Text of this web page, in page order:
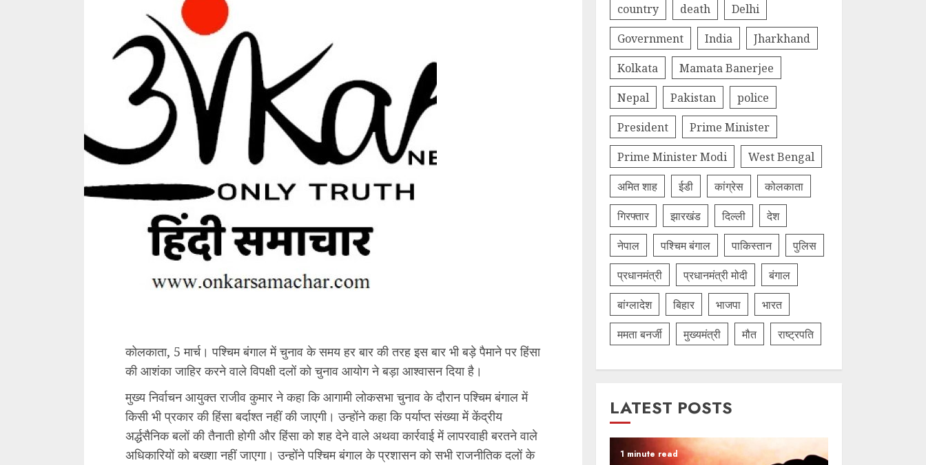
कोलकाता, 5 मार्च। पश्चिम बंगाल में चुनाव के समय हर बार की तरह इस बार भी बड़े पैमाने पर हिंसा
की आशंका जाहिर करने वाले विपक्षी दलों को चुनाव आयोग ने बड़ा आश्वासन दिया है।
मुख्य निर्वाचन आयुक्त राजीव कुमार ने कहा कि आगामी लोकसभा चुनाव के दौरान पश्चिम बंगाल में
किसी भी प्रकार की हिंसा बर्दाश्त नहीं की जाएगी। उन्होंने कहा कि पर्याप्त संख्या में केंद्रीय
अर्द्धसैनिक बलों की तैनाती होगी और हिंसा को शह देने वाले अथवा कार्रवाई में लापरवाही बरतने वाले
अधिकारियों को बख्शा नहीं जाएगा। उन्होंने पश्चिम बंगाल के प्रशासन को सभी राजनीतिक दलों के
country
death
Delhi
Government
India
Jharkhand
Kolkata
Mamata Banerjee
Nepal
Pakistan
police
President
Prime Minister
Prime Minister Modi
West Bengal
अमित शाह
ईडी कांग्रेस
कोलकाता
गिरफ्तार
झारखंड दिल्‍ली
देश
नेपाल
पश्चिम बंगाल पाकिस्तान
पुलिस
प्रधानमंत्री
प्रधानमंत्री मोदी
बंगाल
बांग्लादेश
बिहार भाजपा
भारत
ममता बनर्जी
मुख्यमंत्री मौत राष्ट्रपति
LATEST POSTS
1 minute read